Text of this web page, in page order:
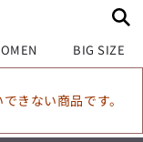
BIG SIZE
きない商品です。